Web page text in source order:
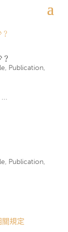
, Publication,
, Publication,